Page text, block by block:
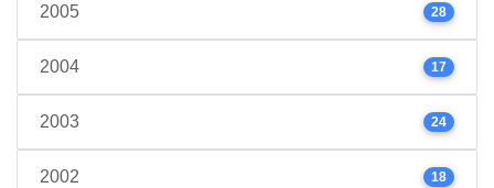
2005 28
2004 17
2003 24
2002 18